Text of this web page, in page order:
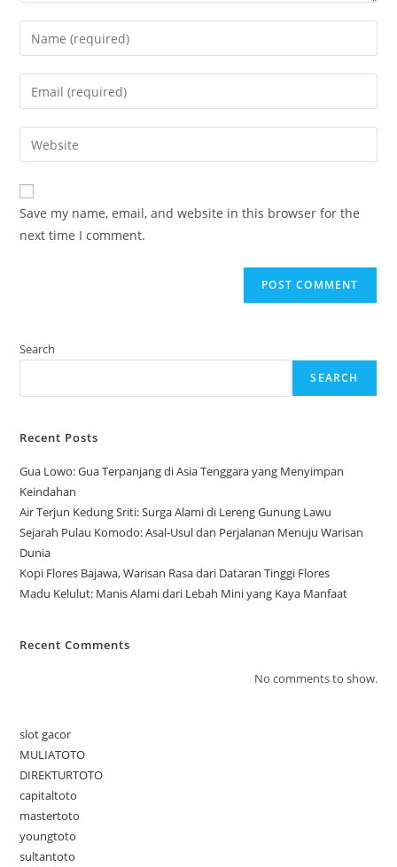
Enter
your
name
comment
Enter
your
email
address
comment
Enter
your
website
URL
(optional)
Save my name, email, and website in this browser for the
next time I comment.
Search
SEARCH
Recent Posts
Gua Lowo: Gua Terpanjang di Asia Tenggara yang Menyimpan
Keindahan
Air Terjun Kedung Sriti: Surga Alami di Lereng Gunung Lawu
Sejarah Pulau Komodo: Asal-Usul dan Perjalanan Menuju Warisan
Dunia
Kopi Flores Bajawa, Warisan Rasa dari Dataran Tinggi Flores
Madu Kelulut: Manis Alami dari Lebah Mini yang Kaya Manfaat
Recent Comments
No comments to show.
slot gacor
MULIATOTO
DIREKTURTOTO
capitaltoto
mastertoto
youngtoto
sultantoto